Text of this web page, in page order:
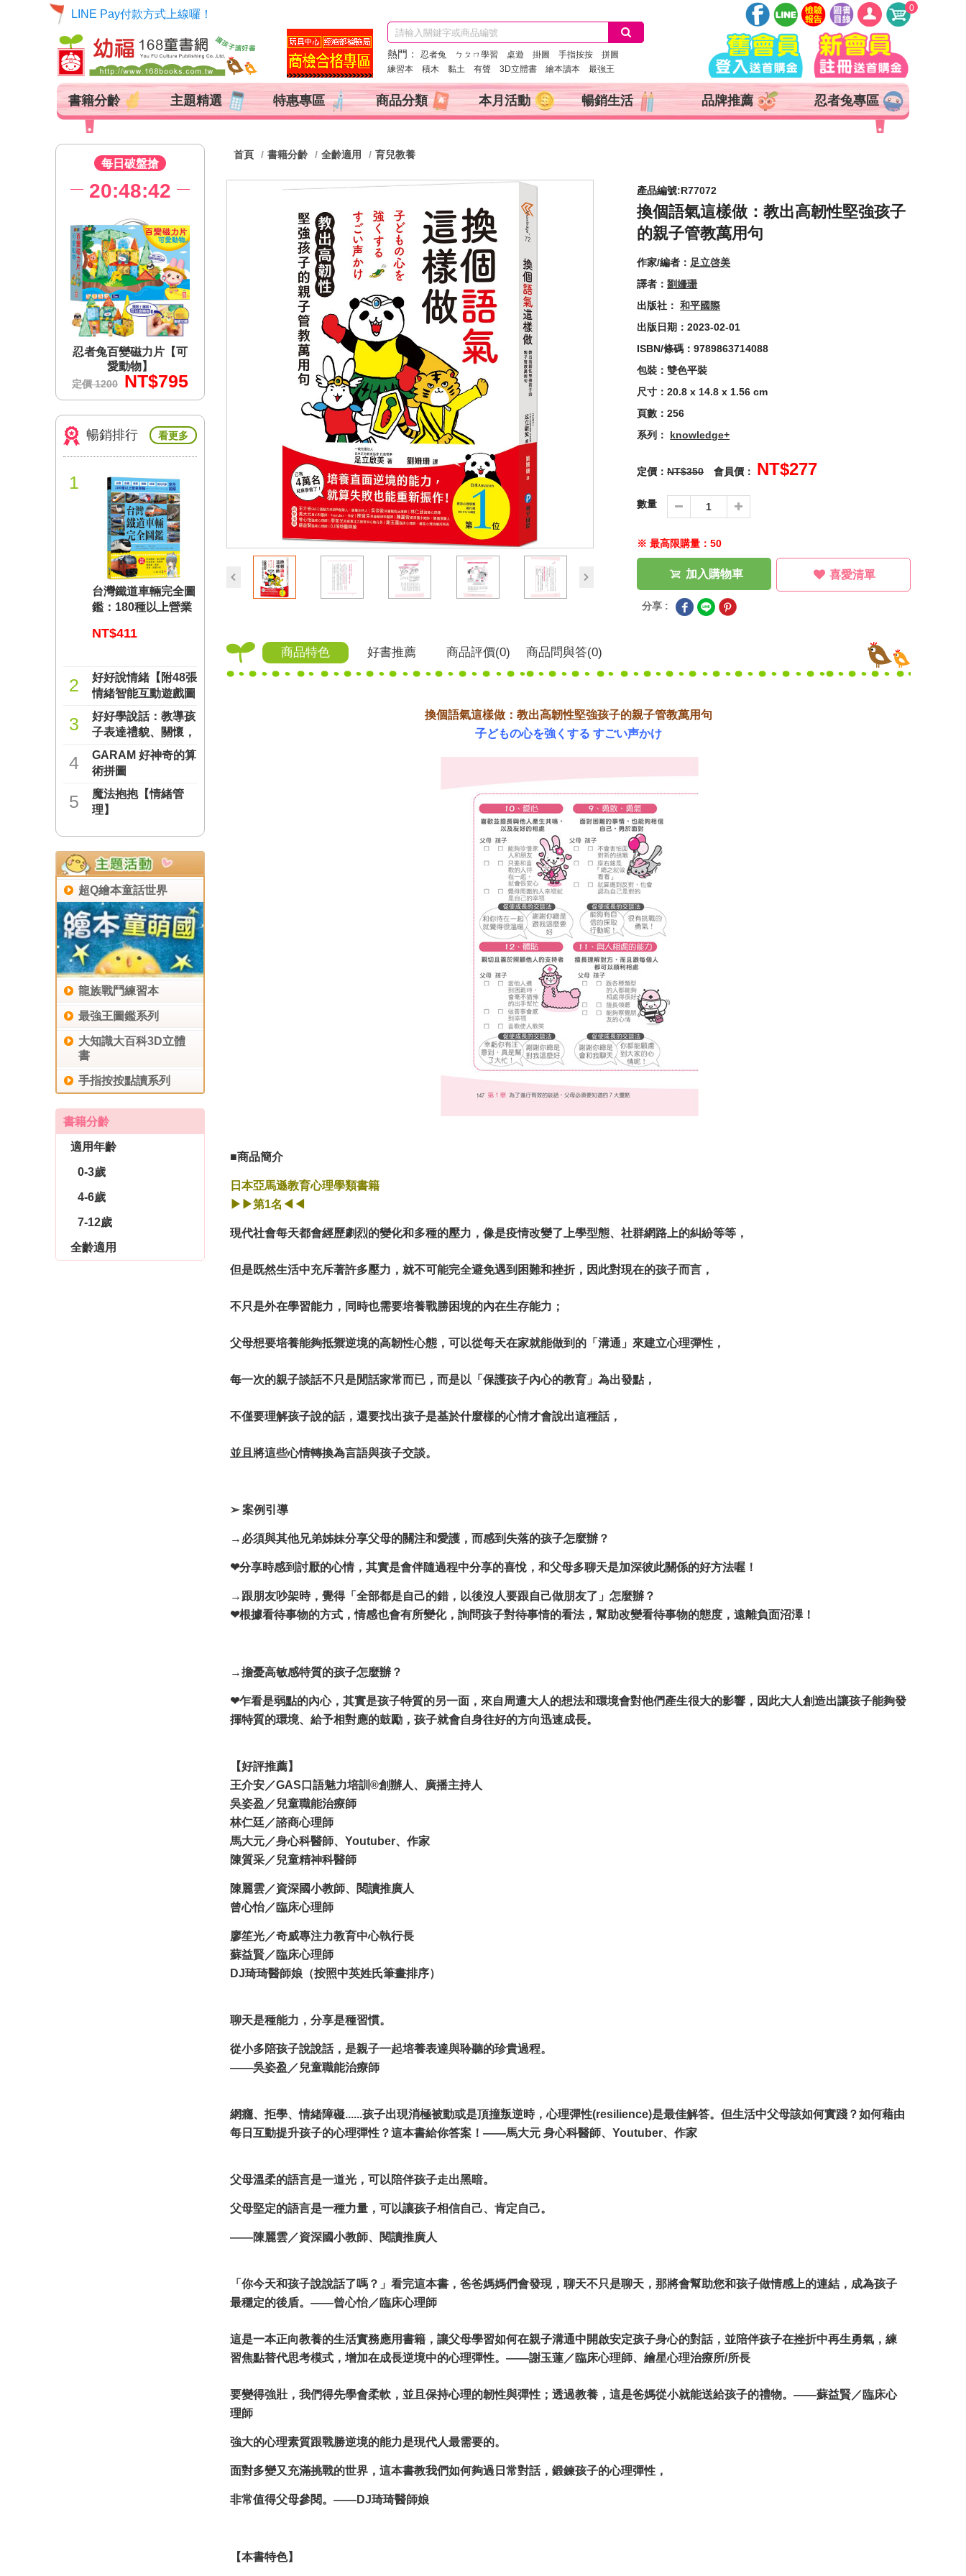
0
登入
註冊
會員中心
查詢訂單
追蹤清單
熱門： 忍者兔 ㄅㄆㄇ學習 桌遊 掛圖 手指按按 拼圖
練習本 積木 黏土 有聲 3D立體書 繪本讀本 最強王
LINE Pay付款方式上線囉！
書籍分齡 主題精選 特惠專區 商品分類 本月活動 暢銷生活 品牌推薦 忍者兔專區
每日破盤搶
20:48:42
忍者兔百變磁力片【可
愛動物】
定價 1200 NT$795
忍者兔百變磁力片【可
愛動物】
NT$795
暢銷排行 看更多
1
台灣鐵道車輛完全圖
鑑：180種以上營業
NT$411
2
好好說情緒【附48張
情緒智能互動遊戲圖
卡】
NT$277
3
好好學說話：教導孩
子表達禮貌、關懷，
避免衝突的溝通方法
（附18張好人緣互動
遊戲圖卡）
NT$237
4
GARAM 好神奇的算
術拼圖
NT$221
5
魔法抱抱【情緒管
理】
NT$221
超Q繪本童話世界
龍族戰鬥練習本
最強王圖鑑系列
大知識大百科3D立體
書
手指按按點讀系列
書籍分齡
適用年齡
0-3歲
4-6歲
7-12歲
全齡適用
首頁 書籍分齡 全齡適用 育兒教養
prev next
產品編號:R77072
換個語氣這樣做：教出高韌性堅強孩子
的親子管教萬用句
作家/編者： 足立啓美
譯者：劉姍珊
出版社：和平國際
出版日期：2023-02-01
ISBN/條碼：9789863714088
包裝：雙色平裝
尺寸：20.8 x 14.8 x 1.56 cm
頁數：256
系列： knowledge+
定價：NT$350 會員價： NT$277
數量
※ 最高限購量：50
加入購物車 喜愛清單
分享 :
商品特色 好書推薦 商品評價(0) 商品問與答(0)
換個語氣這樣做：教出高韌性堅強孩子的親子管教萬用句
子どもの心を強くする すごい声かけ
■商品簡介
日本亞馬遜教育心理學類書籍
▶ ▶第1名 ◀◀
現代社會每天都會經歷劇烈的變化和多種的壓力，像是疫情改變了上學型態、社群網路上的糾紛等等，
但是既然生活中充斥著許多壓力，就不可能完全避免遇到困難和挫折，因此對現在的孩子而言，
不只是外在學習能力，同時也需要培養戰勝困境的內在生存能力；
父母想要培養能夠抵禦逆境的高韌性心態，可以從每天在家就能做到的「溝通」來建立心理彈性，
每一次的親子談話不只是閒話家常而已，而是以「保護孩子內心的教育」為出發點，
不僅要理解孩子說的話，還要找出孩子是基於什麼樣的心情才會說出這種話，
並且將這些心情轉換為言語與孩子交談。
➢ 案例引導
→必須與其他兄弟姊妹分享父母的關注和愛護，而感到失落的孩子怎麼辦？
❤分享時感到討厭的心情，其實是會伴隨過程中分享的喜悅，和父母多聊天是加深彼此關係的好方法喔！
→跟朋友吵架時，覺得「全部都是自己的錯，以後沒人要跟自己做朋友了」怎麼辦？
❤根據看待事物的方式，情感也會有所變化，詢問孩子對待事情的看法，幫助改變看待事物的態度，遠離負面沼澤！
→擔憂高敏感特質的孩子怎麼辦？
❤乍看是弱點的內心，其實是孩子特質的另一面，來自周遭大人的想法和環境會對他們產生很大的影響，因此大人創造出讓孩子能夠發
揮特質的環境、給予相對應的鼓勵，孩子就會自身往好的方向迅速成長。
【好評推薦】
王介安／GAS口語魅力培訓®創辦人、廣播主持人
吳姿盈／兒童職能治療師
林仁廷／諮商心理師
馬大元／身心科醫師、Youtuber、作家
陳質采／兒童精神科醫師
陳麗雲／資深國小教師、閱讀推廣人
曾心怡／臨床心理師
廖笙光／奇威專注力教育中心執行長
蘇益賢／臨床心理師
DJ琦琦醫師娘 （按照中英姓氏筆畫排序）
聊天是種能力，分享是種習慣。
從小多陪孩子說說話，是親子一起培養表達與聆聽的珍貴過程。
——吳姿盈／兒童職能治療師
網癮、拒學、情緒障礙......孩子出現消極被動或是頂撞叛逆時，心理彈性(resilience)是最佳解答。但生活中父母該如何實踐？如何藉由
每日互動提升孩子的心理彈性？這本書給你答案！——馬大元 身心科醫師、Youtuber、作家
父母溫柔的語言是一道光，可以陪伴孩子走出黑暗。
父母堅定的語言是一種力量，可以讓孩子相信自己、肯定自己。
——陳麗雲／資深國小教師、閱讀推廣人
「你今天和孩子說說話了嗎？」看完這本書，爸爸媽媽們會發現，聊天不只是聊天，那將會幫助您和孩子做情感上的連結，成為孩子
最穩定的後盾。——曾心怡／臨床心理師
這是一本正向教養的生活實務應用書籍，讓父母學習如何在親子溝通中開啟安定孩子身心的對話，並陪伴孩子在挫折中再生勇氣，練
習焦點替代思考模式，增加在成長逆境中的心理彈性。——謝玉蓮／臨床心理師、繪星心理治療所/所長
要變得強壯，我們得先學會柔軟，並且保持心理的韌性與彈性；透過教養，這是爸媽從小就能送給孩子的禮物。——蘇益賢／臨床心
理師
強大的心理素質跟戰勝逆境的能力是現代人最需要的。
面對多變又充滿挑戰的世界，這本書教我們如何夠過日常對話，鍛鍊孩子的心理彈性，
非常值得父母參閱。——DJ琦琦醫師娘
【本書特色】